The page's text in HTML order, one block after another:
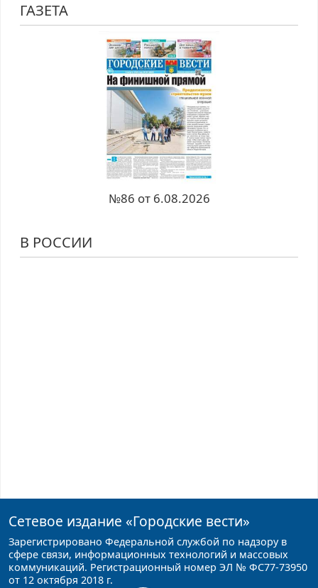
ГАЗЕТА
№86 от 6.08.2026
В РОССИИ
Сетевое издание «Городские вести»
Зарегистрировано Федеральной службой по надзору в
сфере связи, информационных технологий и массовых
коммуникаций. Регистрационный номер ЭЛ № ФС77-73950
от 12 октября 2018 г.